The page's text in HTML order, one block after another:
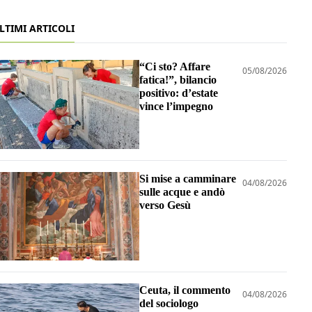
ARTICOLI
“Ci sto? Affare
fatica!”, bilancio
positivo: d’estate
vince l’impegno
05/08/2026
Si mise a camminare
sulle acque e andò
verso Gesù
04/08/2026
Ceuta, il commento
del sociologo
04/08/2026